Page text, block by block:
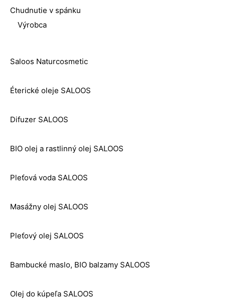
Chudnutie v spánku
Výrobca
Saloos Naturcosmetic
Éterické oleje SALOOS
Difuzer SALOOS
BIO olej a rastlinný olej SALOOS
Pleťová voda SALOOS
Masážny olej SALOOS
Pleťový olej SALOOS
Bambucké maslo, BIO balzamy SALOOS
Olej do kúpeľa SALOOS